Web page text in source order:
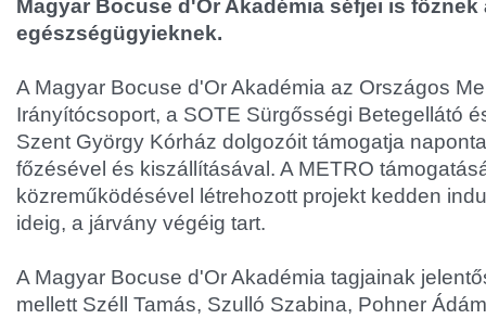
Magyar Bocuse d'Or Akadémia séfjei is főznek
egészségügyieknek.
A Magyar Bocuse d'Or Akadémia az Országos
Irányítócsoport, a SOTE Sürgősségi Betegellátó
Szent György Kórház dolgozóit támogatja
főzésével és kiszállításával. A METRO
közreműködésével létrehozott projekt kedden
ideig, a járvány végéig tart.
A Magyar Bocuse d'Or Akadémia tagjainak
mellett Széll Tamás, Szulló Szabina, Pohner